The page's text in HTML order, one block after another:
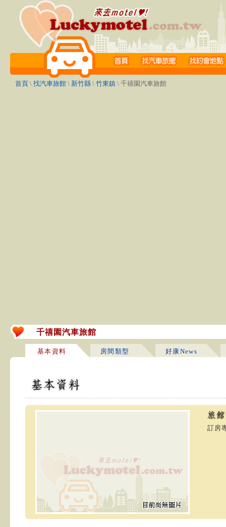
首頁 \ 找汽車旅館 \ 新竹縣 \ 竹東鎮 \ 千禧園汽車旅館
千禧園汽車旅館
基本資料 房間類型 好康News
訂房